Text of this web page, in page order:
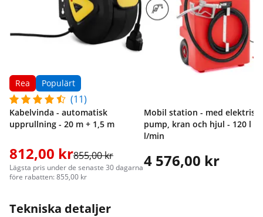
Rea Populärt
(11)
Kabelvinda - automatisk
upprullning - 20 m + 1,5 m
812,00 kr855,00 kr
Lägsta pris under de senaste 30 dagarna
före rabatten: 855,00 kr
Mobil station - med elektrisk
pump, kran och hjul - 120 l -
l/min
4 576,00 kr
Tekniska detaljer